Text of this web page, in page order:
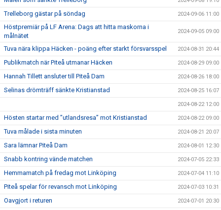
Trelleborg gästar på söndag 2024-09-06 11:00
Höstpremiär på LF Arena: Dags att hitta maskorna i
målnätet
2024-09-05 09:00
Tuva nära klippa Häcken - poäng efter starkt försvarsspel 2024-08-31 20:44
Publikmatch när Piteå utmanar Häcken 2024-08-29 09:00
Hannah Tillett ansluter till Piteå Dam 2024-08-26 18:00
Selinas drömträff sänkte Kristianstad 2024-08-25 16:07
2024-08-22 12:00
Hösten startar med ”utlandsresa” mot Kristianstad 2024-08-22 09:00
Tuva målade i sista minuten 2024-08-21 20:07
Sara lämnar Piteå Dam 2024-08-01 12:30
Snabb kontring vände matchen 2024-07-05 22:33
Hemmamatch på fredag mot Linköping 2024-07-04 11:10
Piteå spelar för revansch mot Linköping 2024-07-03 10:31
Oavgjort i returen 2024-07-01 20:30